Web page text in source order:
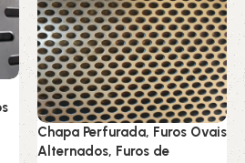
Chapa Perfurada, Furos Ovais
Alternados, Furos de